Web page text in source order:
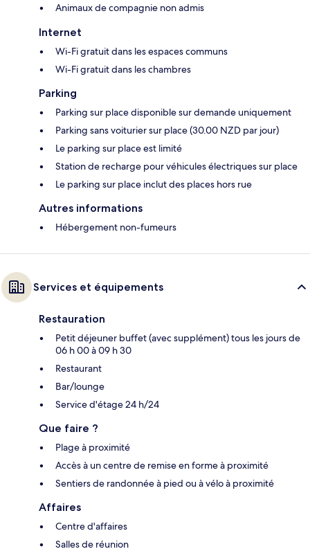
Animaux de compagnie non admis
Internet
Wi-Fi gratuit dans les espaces communs
Wi-Fi gratuit dans les chambres
Parking
Parking sur place disponible sur demande uniquement
Parking sans voiturier sur place (30.00 NZD par jour)
Le parking sur place est limité
Station de recharge pour véhicules électriques sur place
Le parking sur place inclut des places hors rue
Autres informations
Hébergement non-fumeurs
Services et équipements
Restauration
Petit déjeuner buffet (avec supplément) tous les jours de
06 h 00 à 09 h 30
Restaurant
Bar/lounge
Service d'étage 24 h/24
Que faire ?
Plage à proximité
Accès à un centre de remise en forme à proximité
Sentiers de randonnée à pied ou à vélo à proximité
Affaires
Centre d'affaires
Salles de réunion